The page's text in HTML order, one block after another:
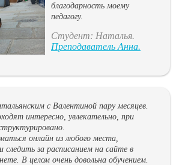
благодарность моему
педагогу.
Студент: Наталья.
Преподаватель Анна.
с Валентиной пару месяцев.
интересно, увлекательно, при
онлайн из любого места,
следить за расписанием на сайте в
В целом очень довольна обучением.